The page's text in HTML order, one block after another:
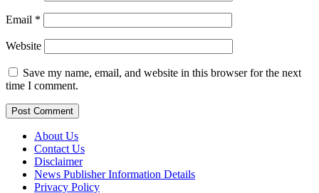
Email *
Website
Save my name, email, and website in this browser for the next
time I comment.
About Us
Contact Us
Disclaimer
News Publisher Information Details
Privacy Policy